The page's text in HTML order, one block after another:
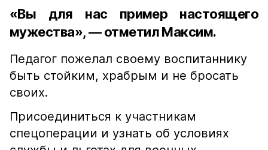
«Вы для нас пример настоящего
мужества», — отметил Максим.
Педагог пожелал своему воспитаннику
быть стойким, храбрым и не бросать
своих.
Присоединиться к участникам
спецоперации и узнать об условиях